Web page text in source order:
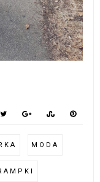
MODA